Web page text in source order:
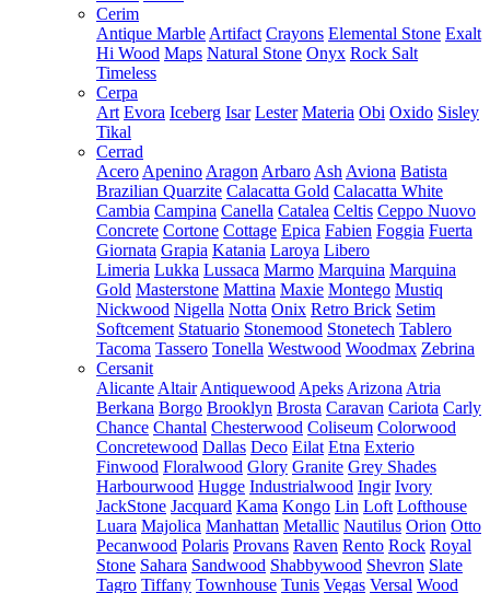
Cerim
Antique Marble Artifact Crayons Elemental Stone Exalt
Hi Wood Maps Natural Stone Onyx Rock Salt
Timeless
Cerpa
Art Evora Iceberg Isar Lester Materia Obi Oxido Sisley
Tikal
Cerrad
Acero Apenino Aragon Arbaro Ash Aviona Batista
Brazilian Quarzite Calacatta Gold Calacatta White
Cambia Campina Canella Catalea Celtis Ceppo Nuovo
Concrete Cortone Cottage Epica Fabien Foggia Fuerta
Giornata Grapia Katania Laroya Libero
Limeria Lukka Lussaca Marmo Marquina Marquina
Gold Masterstone Mattina Maxie Montego Mustiq
Nickwood Nigella Notta Onix Retro Brick Setim
Softcement Statuario Stonemood Stonetech Tablero
Tacoma Tassero Tonella Westwood Woodmax Zebrina
Cersanit
Alicante Altair Antiquewood Apeks Arizona Atria
Berkana Borgo Brooklyn Brosta Caravan Cariota Carly
Chance Chantal Chesterwood Coliseum Colorwood
Concretewood Dallas Deco Eilat Etna Exterio
Finwood Floralwood Glory Granite Grey Shades
Harbourwood Hugge Industrialwood Ingir Ivory
JackStone Jacquard Kama Kongo Lin Loft Lofthouse
Luara Majolica Manhattan Metallic Nautilus Orion Otto
Pecanwood Polaris Provans Raven Rento Rock Royal
Stone Sahara Sandwood Shabbywood Shevron Slate
Tagro Tiffany Townhouse Tunis Vegas Versal Wood